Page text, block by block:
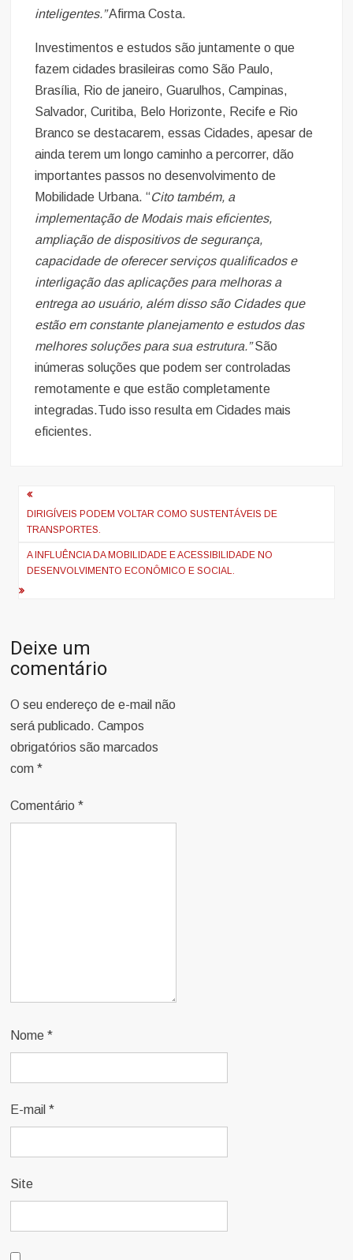
inteligentes.”Afirma Costa.
Investimentos e estudos são juntamente o que
fazem cidades brasileiras como São Paulo,
Brasília, Rio de janeiro, Guarulhos, Campinas,
Salvador, Curitiba, Belo Horizonte, Recife e Rio
Branco se destacarem, essas Cidades, apesar de
ainda terem um longo caminho a percorrer, dão
importantes passos no desenvolvimento de
Mobilidade Urbana. “Cito também, a
implementação de Modais mais eficientes,
ampliação de dispositivos de segurança,
capacidade de oferecer serviços qualificados e
interligação das aplicações para melhoras a
entrega ao usuário, além disso são Cidades que
estão em constante planejamento e estudos das
melhores soluções para sua estrutura.”São
inúmeras soluções que podem ser controladas
remotamente e que estão completamente
integradas.Tudo isso resulta em Cidades mais
eficientes.
Navegação
de
Post
DIRIGÍVEIS PODEM VOLTAR COMO SUSTENTÁVEIS DE
TRANSPORTES.
A INFLUÊNCIA DA MOBILIDADE E ACESSIBILIDADE NO
DESENVOLVIMENTO ECONÔMICO E SOCIAL.
Deixe um
comentário
O seu endereço de e-mail não
será publicado. Campos
obrigatórios são marcados
com*
Comentário*
Nome*
E-mail*
Site